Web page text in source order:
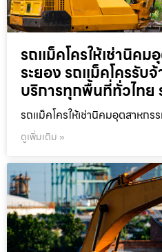
รถแม็คโครให้เช่านิค
ระยอง รถแม็คโครรับจ้
บริการทุกพื้นที่ทั่วไทย
รถแม็คโครให้เช่านิคมอุตสาหกร
ดูเพิ่มเติม »